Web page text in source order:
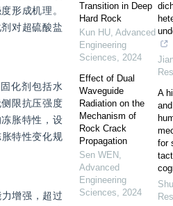
形成机理。
对超硫酸盐
化剂包括水
限抗压强度
胀特性，设
特性变化规
增强，超过
Transition in Deep
Hard Rock
Kun HU, Advanced
Engineering
Sciences, 2024
Effect of Dual
Waveguide
Radiation on the
Mechanism of
Rock Crack
Propagation
Sen WEN ,
Advanced
Engineering
Sciences, 2024
A
for